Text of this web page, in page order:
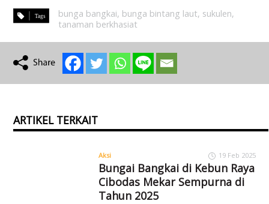
bunga bangkai, bunga bintang laut, sukulen,
tanaman berkhasiat
ARTIKEL TERKAIT
Aksi 19 Feb 2025
Bungai Bangkai di Kebun Raya
Cibodas Mekar Sempurna di
Tahun 2025